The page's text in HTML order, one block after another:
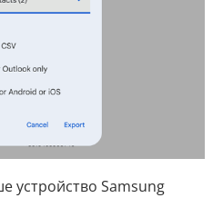
устройство Samsung